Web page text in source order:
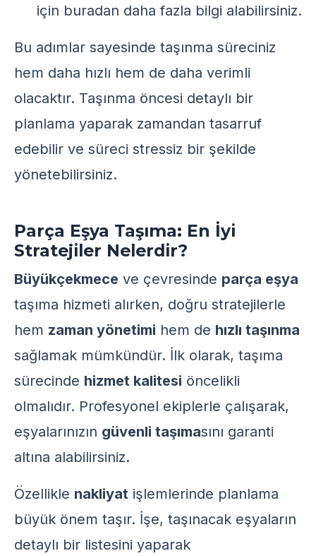
için buradan daha fazla bilgi alabilirsiniz.
Bu adımlar sayesinde taşınma süreciniz
hem daha hızlı hem de daha verimli
olacaktır. Taşınma öncesi detaylı bir
planlama yaparak zamandan tasarruf
edebilir ve süreci stressiz bir şekilde
yönetebilirsiniz.
Parça Eşya Taşıma: En İyi
Stratejiler Nelerdir?
Büyükçekmece ve çevresinde parça eşya
taşıma hizmeti alırken, doğru stratejilerle
hem zaman yönetimi hem de hızlı taşınma
sağlamak mümkündür. İlk olarak, taşıma
sürecinde hizmet kalitesi öncelikli
olmalıdır. Profesyonel ekiplerle çalışarak,
eşyalarınızın güvenli taşımasını garanti
altına alabilirsiniz.
Özellikle nakliyat işlemlerinde planlama
büyük önem taşır. İşe, taşınacak eşyaların
detaylı bir listesini yaparak